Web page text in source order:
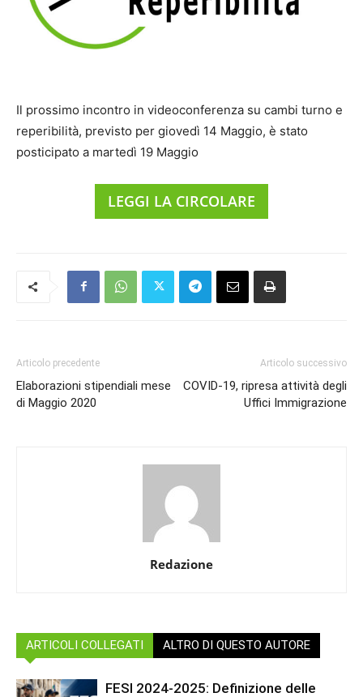
Il prossimo incontro in videoconferenza su cambi turno e
reperibilità, previsto per giovedì 14 Maggio, è stato
posticipato a martedì 19 Maggio
LEGGI LA CIRCOLARE
Articolo precedente
Elaborazioni stipendiali mese
di Maggio 2020
Articolo successivo
COVID-19, ripresa attività degli
Uffici Immigrazione
Redazione
ARTICOLI COLLEGATI ALTRO DI QUESTO AUTORE
FESI 2024-2025: Definizione delle